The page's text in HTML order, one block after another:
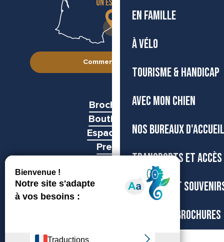
EN FAMILLE
À VÉLO
TOURISME & HANDICAP
AVEC MON CHIEN
NOS BUREAUX D'ACCUEIL
TRANSPORTS ET ACCÈS
BOUTIQUE ET
CARTES ET BROCHURES
Comment venir ?
Brochures
Boutiques
Espace pro
Presse